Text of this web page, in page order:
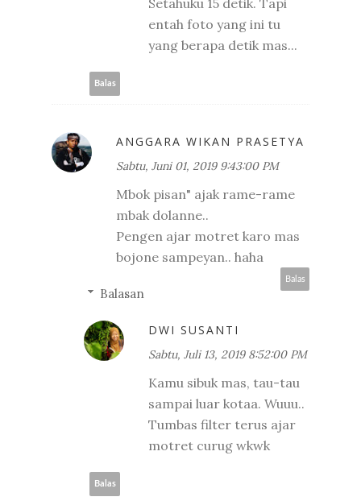
entah foto yang ini tu
yang berapa detik mas...
Balas
ANGGARA WIKAN PRASETYA
Sabtu, Juni 01, 2019 9:43:00 PM
Mbok pisan" ajak rame-rame
mbak dolanne..
Pengen ajar motret karo mas
bojone sampeyan.. haha
Balas
Balasan
DWI SUSANTI
Sabtu, Juli 13, 2019 8:52:00 PM
Kamu sibuk mas, tau-tau
sampai luar kotaa. Wuuu..
Tumbas filter terus ajar
motret curug wkwk
Balas